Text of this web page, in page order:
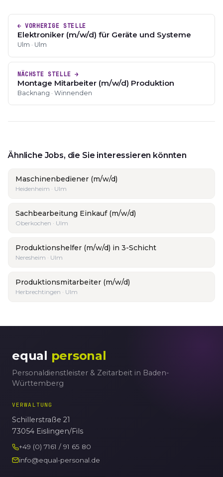
← VORHERIGE STELLE
Elektroniker (m/w/d) für Geräte und Systeme
Ulm · Ulm
NÄCHSTE STELLE →
Montage Mitarbeiter (m/w/d) Produktion
Backnang · Winnenden
Ähnliche Jobs, die Sie interessieren könnten
Maschinenbediener (m/w/d)
Heidenheim · Ulm
Sachbearbeitung Einkauf (m/w/d)
Oberkochen · Ulm
Produktionshelfer (m/w/d) in 3-Schicht
Neresheim · Ulm
Produktionsmitarbeiter (m/w/d)
Herbrechtingen · Ulm
equal personal
Personaldienstleister & Zeitarbeit in Baden-
Württemberg
VERWALTUNG
Schillerstraße 21
73054 Eislingen/Fils
+49 (0) 7161 / 91 65 80
info@equal-personal.de